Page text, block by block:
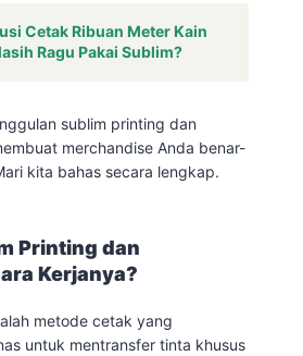
Cetak Ribuan Meter Kain
Ragu Pakai Sublim?
sublim printing dan
merchandise Anda benar-
kita bahas secara lengkap.
Printing dan
Kerjanya?
metode cetak yang
untuk mentransfer tinta khusus